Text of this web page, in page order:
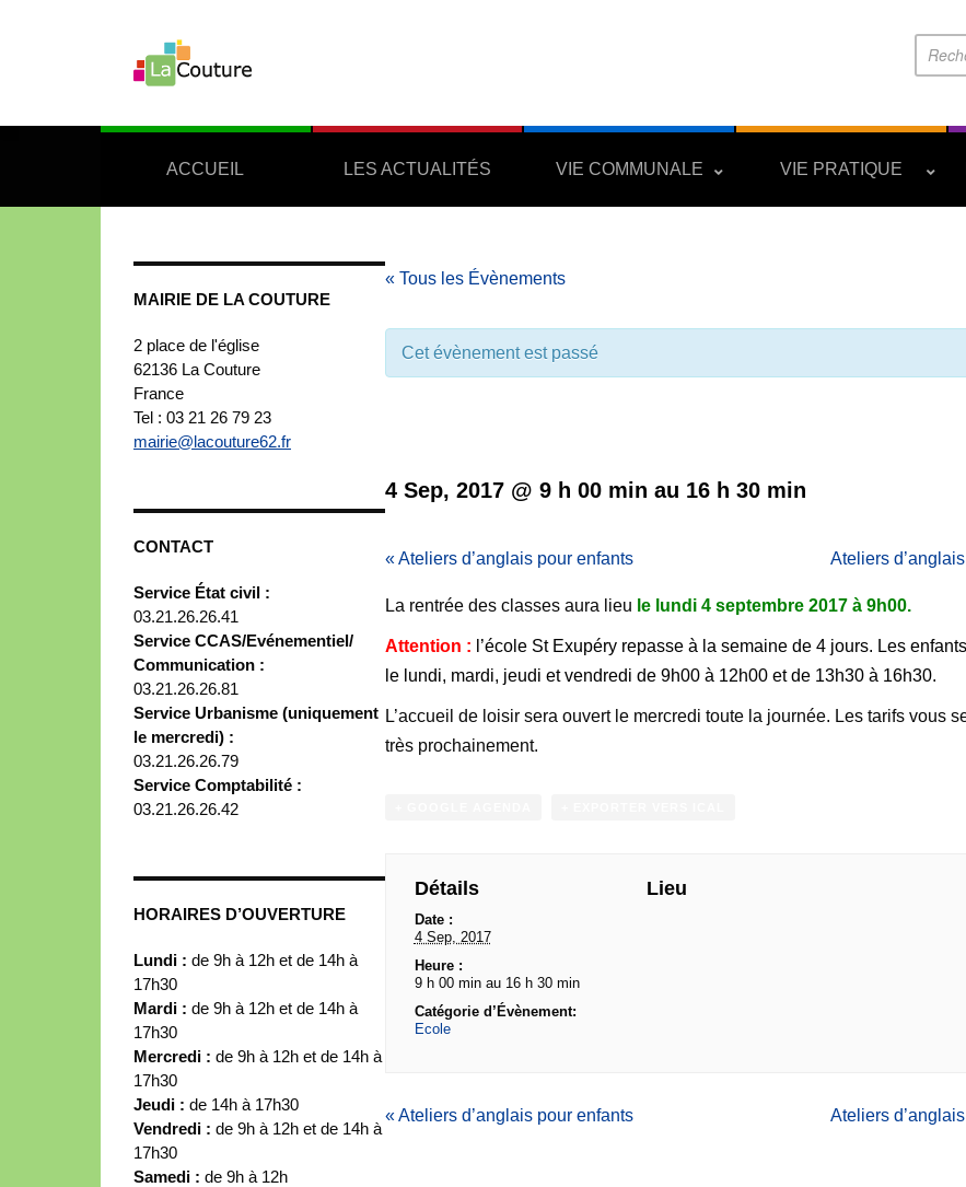
ACCUEIL LES ACTUALITÉS VIE COMMUNALE VIE PRATIQUE
MAIRIE DE LA COUTURE
2 place de l'église
62136 La Couture
France
Tel : 03 21 26 79 23
mairie@lacouture62.fr
CONTACT
Service État civil :
03.21.26.26.41
Service CCAS/Evénementiel/
Communication :
03.21.26.26.81
Service Urbanisme (uniquement
le mercredi) :
03.21.26.26.79
Service Comptabilité :
03.21.26.26.42
HORAIRES D’OUVERTURE
Lundi : de 9h à 12h et de 14h à
17h30
Mardi : de 9h à 12h et de 14h à
17h30
Mercredi : de 9h à 12h et de 14h à
17h30
Jeudi : de 14h à 17h30
Vendredi : de 9h à 12h et de 14h à
17h30
Samedi : de 9h à 12h
« Tous les Évènements
Cet évènement est passé
4 Sep, 2017 @ 9 h 00 min au 16 h 30 min
«Ateliers d’anglais pour enfants Ateliers
La rentrée des classes aura lieu le lundi 4 septembre 2017 à 9h00.
Attention : l’école St Exupéry repasse à la semaine de 4 jours. Les
le lundi, mardi, jeudi et vendredi de 9h00 à 12h00 et de 13h30 à 16h30.
L’accueil de loisir sera ouvert le mercredi toute la journée. Les tarifs vous
très prochainement.
Détails
Date :
4 Sep, 2017
Heure :
9 h 00 min au 16 h 30 min
Catégorie d’Évènement:
Ecole
Lieu
«Ateliers d’anglais pour enfants Ateliers